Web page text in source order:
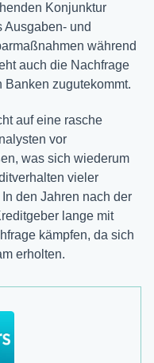
Konjunktur
Ausgaben- und
während
auch die Nachfrage
zugutekommt.
auf eine rasche
vor
was sich wiederum
vieler
den Jahren nach der
lange mit
kämpfen, da sich
erholten.